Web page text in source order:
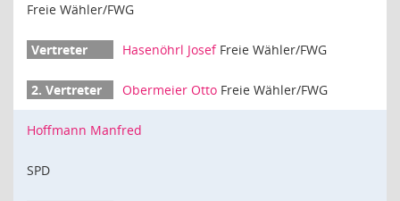
Freie Wähler/FWG
Hasenöhrl JosefFreie Wähler/FWG
Obermeier Otto Freie Wähler/FWG
Hoffmann Manfred
SPD